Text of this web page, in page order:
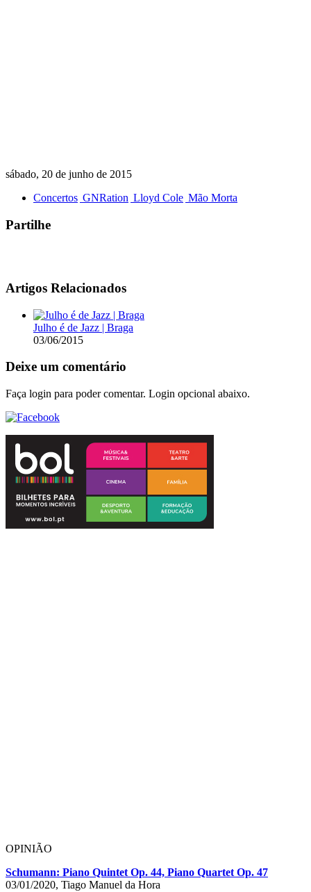
sábado, 20 de junho de 2015
Concertos GNRation Lloyd Cole Mão Morta
Partilhe
Artigos Relacionados
Julho é de Jazz | Braga
03/06/2015
Deixe um comentário
Faça login para poder comentar. Login opcional abaixo.
OPINIÃO
Schumann: Piano Quintet Op. 44, Piano Quartet Op. 47
03/01/2020, Tiago Manuel da Hora